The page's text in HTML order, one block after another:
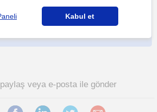
paylaş veya e-posta ile gönder
Kabul et